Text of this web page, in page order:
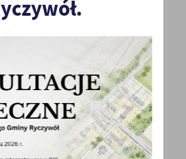
w obiektywie – czwarta
w konkursie
w obiektywie – czwarta